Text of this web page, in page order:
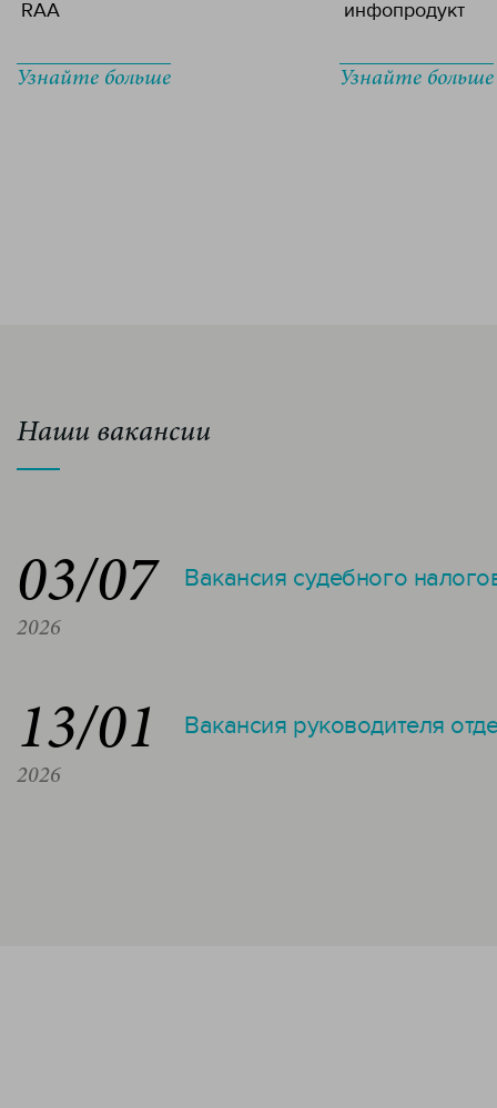
RAA
Узнайте больше
инфопродукт
Узнайте больше
Наши вакансии
03/07
2026
Вакансия судебного
13/01
2026
Вакансия руководителя